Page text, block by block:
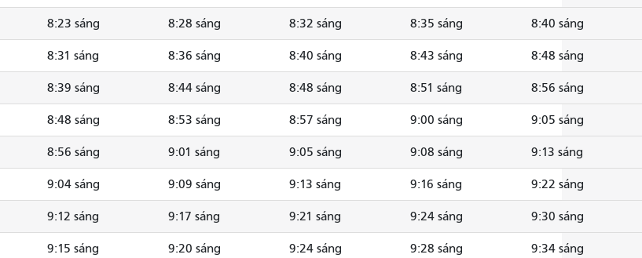
8:23 sáng 8:28 sáng 8:32 sáng 8:35 sáng 8:40 sáng
8:31 sáng 8:36 sáng 8:40 sáng 8:43 sáng 8:48 sáng
8:39 sáng 8:44 sáng 8:48 sáng 8:51 sáng 8:56 sáng
8:48 sáng 8:53 sáng 8:57 sáng 9:00 sáng 9:05 sáng
8:56 sáng 9:01 sáng 9:05 sáng 9:08 sáng 9:13 sáng
9:04 sáng 9:09 sáng 9:13 sáng 9:16 sáng 9:22 sáng
9:12 sáng 9:17 sáng 9:21 sáng 9:24 sáng 9:30 sáng
9:15 sáng 9:20 sáng 9:24 sáng 9:28 sáng 9:34 sáng